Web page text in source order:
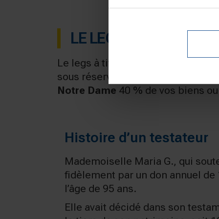
LE LEGS À TITRE
Le legs à titre universel permet
sous réserve des droits des
Notre Dame 40 % de vos biens
Histoire d’un testateur
Mademoiselle Maria G., qui
fidèlement par un don annuel
l’âge de 95 ans.
Elle avait décidé dans son